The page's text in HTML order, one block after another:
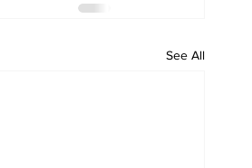
See All